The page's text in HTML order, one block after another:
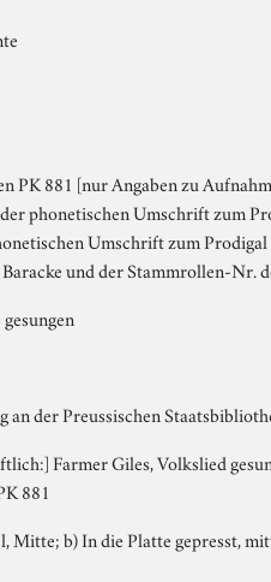
PK 881 [nur Angaben zu
phonetischen Umschrift zum
Umschrift zum
und der Stammrollen-Nr.
an der Preussischen
Farmer Giles, Volkslied
881
Mitte; b) In die Platte gepresst,